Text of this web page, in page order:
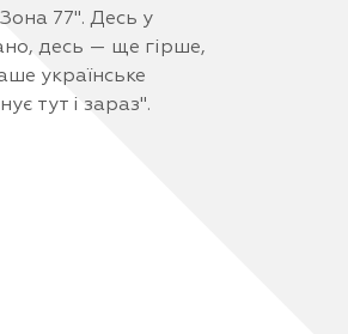
77". Десь у
десь — ще гірше,
українське
тут і зараз".